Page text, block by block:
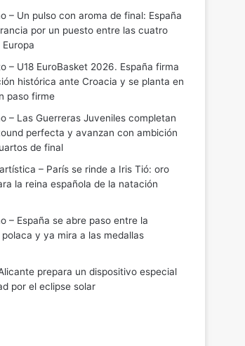
– Un pulso con aroma de final: España
por un puesto entre las cuatro
– U18 EuroBasket 2026. España firma
histórica ante Croacia y se planta en
paso firme
– Las Guerreras Juveniles completan
perfecta y avanzan con ambición
de final
– París se rinde a Iris Tió: oro
la reina española de la natación
– España se abre paso entre la
y ya mira a las medallas
prepara un dispositivo especial
por el eclipse solar